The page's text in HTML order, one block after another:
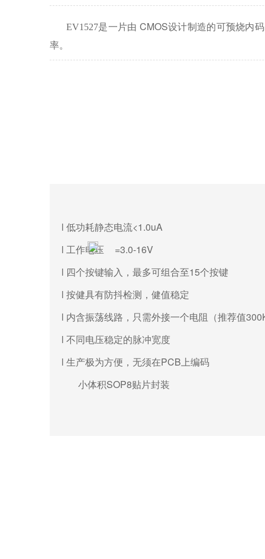
EV1527是一片由 CMOS设计制造的可预烧内
率。
l 低功耗静态电流<1.0uA
l 工作电压
=3.0-16V
l 四个按键输入，最多可组合至15个按键
l 按健具有防抖检测，健值稳定
l 内含振荡线路，只需外接一个电阻（推荐值
l 不同电压稳定的脉冲宽度
l 生产极为方便，无须在PCB 上编码
小体积SOP8贴片封装